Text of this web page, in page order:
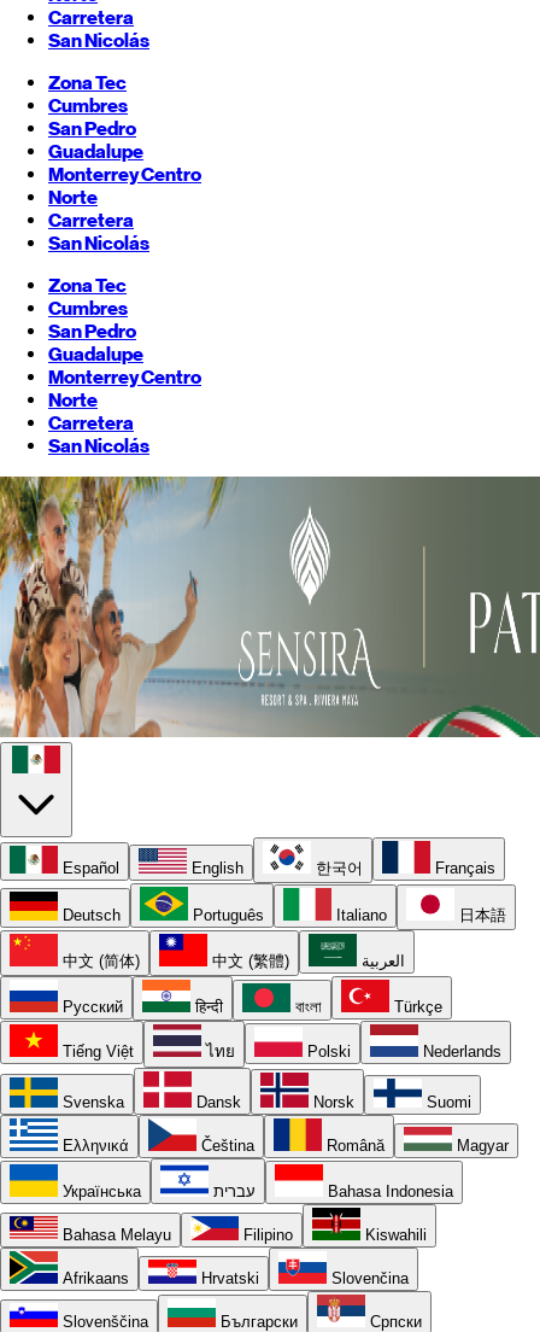
Carretera
San Nicolás
Zona Tec
Cumbres
San Pedro
Guadalupe
MonterreyCentro
Norte
Carretera
San Nicolás
Zona Tec
Cumbres
San Pedro
Guadalupe
MonterreyCentro
Norte
Carretera
San Nicolás
Español English 한국어 Français
Deutsch Português Italiano 日本語
中文 (简体) 中文 (繁體) العربية
Русский हिन्दी বাংলা Türkçe
Tiếng Việt ไทย Polski Nederlands
Svenska Dansk Norsk Suomi
Ελληνικά Čeština Română Magyar
Українська עברית Bahasa Indonesia
Bahasa Melayu Filipino Kiswahili
Afrikaans Hrvatski Slovenčina
Slovenščina Български Српски